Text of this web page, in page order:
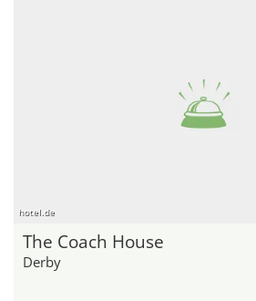
hotel.de
The Coach House
Derby